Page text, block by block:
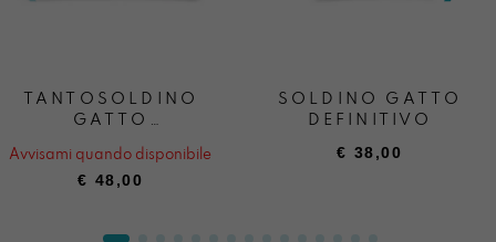
TANTOSOLDINO
GATTO
Avvisami quando disponibile
€ 48,00
SOLDINO GATTO
DEFINITIVO
€ 38,00